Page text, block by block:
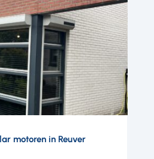
motoren in Reuver